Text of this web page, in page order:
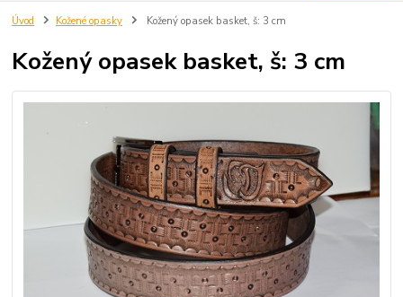
Úvod Kožené opasky Kožený opasek basket, š: 3 cm
Kožený opasek basket, š: 3 cm